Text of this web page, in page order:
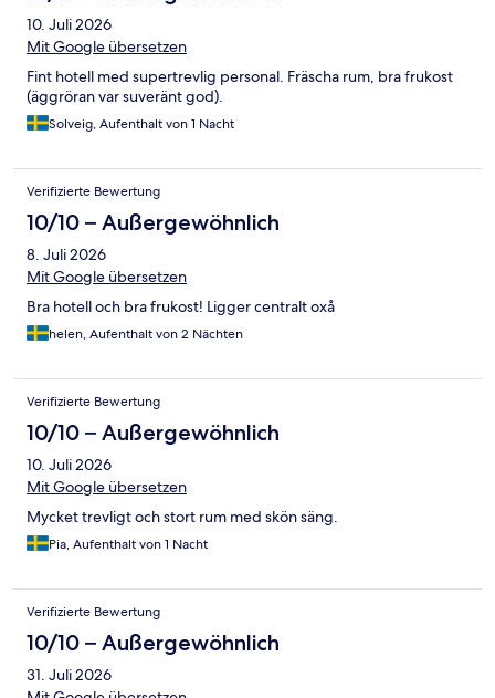
10. Juli 2026
Mit Google übersetzen
Fint hotell med supertrevlig personal. Fräscha rum, bra frukost
(äggröran var suveränt god).
Solveig, Aufenthalt von 1 Nacht
Verifizierte Bewertung
10/10 – Außergewöhnlich
8. Juli 2026
Mit Google übersetzen
Bra hotell och bra frukost! Ligger centralt oxå
helen, Aufenthalt von 2 Nächten
Verifizierte Bewertung
10/10 – Außergewöhnlich
10. Juli 2026
Mit Google übersetzen
Mycket trevligt och stort rum med skön säng.
Pia, Aufenthalt von 1 Nacht
Verifizierte Bewertung
10/10 – Außergewöhnlich
31. Juli 2026